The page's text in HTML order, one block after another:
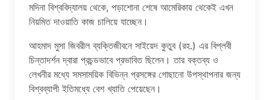
মদিনা বিশ্ববিদ্যালয় থেকে, পড়াশোনা শেষে আমেরিকায় থেকেই এখন
নিয়মিত দাওয়াতি কাজ চালিয়ে যাচ্ছেন।
আহমাদ মুসা জিবরীল ব্যক্তিজীবনে সাইয়েদ কুতুব (রহ.) এর বিপ্লবী
চিন্তাদর্শন দ্বারা প্রচন্ডভাবে প্রভাবিত ছিলেন। তার বক্তব্য ও
লেখনীর মধ্যে সমসাময়িক বিভিন্ন প্রসঙ্গের গোছানো উপস্থাপনার জন্য
বিশ্বব্যাপী ইতিমধ্যে বেশ খ্যাতি পেয়েছেন।